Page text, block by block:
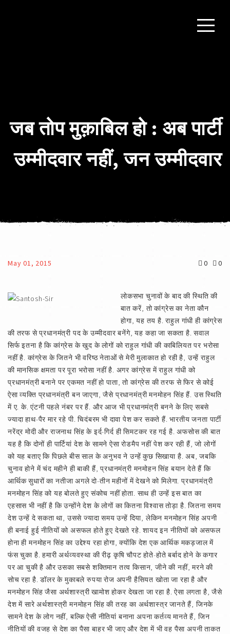
जब तोप मुक़ाबिल हो : अब पार्टी
उम्मीदवार नहीं, जन उम्मीदवार
May 01, 2015 0 0
लोकसभा चुनावों के बाद की स्थिति की
बात करें, तो कांग्रेस का नेता कौन
होगा, यह तय है. राहुल गांधी ही कांग्रेस
की तरफ से प्रधानमंत्री पद के उम्मीदवार बनेंगे, यह कहा जा सकता है. सवाल
सिर्फ इतना है कि कांग्रेस के खुद के लोगों को राहुल गांधी की काबिलियत पर भरोसा
नहीं है. कांग्रेस के जितने भी वरिष्ठ नेताओं से मेरी मुलाकात हो रही है, उन्हें राहुल
की मानसिक क्षमता पर पूरा भरोसा नहीं है. अगर कांग्रेस में राहुल गांधी को
प्रधानमंत्री बनाने पर एकमत नहीं हो पाता, तो कांग्रेस की तरफ से फिर से कोई
ऐसा व्यक्ति प्रधानमंत्री बन जाएगा, जैसे प्रधानमंत्री मनमोहन सिंह हैं. उस स्थिति
में ए. के. एंटनी पहले नंबर पर हैं. और आज भी प्रधानमंत्री बनने के लिए सबसे
ज्यादा हाथ-पैर मार रहे पी. चिदंबरम भी दावा पेश कर सकते हैं. भारतीय जनता पार्टी
नरेंद्र मोदी और राजनाथ सिंह के इर्द-गिर्द ही सिमटकर रह गई है. अफसोस की बात
यह है कि दोनों ही पार्टियां देश के सामने ऐसा रोडमैप नहीं पेश कर रही हैं, जो लोगों
को यह बताए कि पिछले बीस साल के अनुभव ने उन्हें कुछ सिखाया है. अब, जबकि
चुनाव होने में चंद महीने ही बाकी हैं, प्रधानमंत्री मनमोहन सिंह बयान देते हैं कि
आर्थिक सुधारों का नतीजा अगले दो-तीन महीनों में देखने को मिलेगा. प्रधानमंत्री
मनमोहन सिंह को यह बोलते हुए संकोच नहीं होता. साथ ही उन्हें इस बात का
एहसास भी नहीं है कि उन्होंने देश के लोगों का कितना विश्‍वास तोड़ा है. जितना समय
देश उन्हें दे सकता था, उससे ज्यादा समय उन्हें दिया, लेकिन मनमोहन सिंह अपनी
ही बनाई हुई नीतियों को असफल होते हुए देखते रहे. शायद इन नीतियों को असफल
होना ही मनमोहन सिंह का उद्देश्य रहा होगा, क्योंकि देश एक आर्थिक मकड़जाल में
फंस चुका है. हमारी अर्थव्यवस्था की रीढ़ कृषि चौपट होते-होते बर्बाद होने के कगार
पर आ चुकी है और उसका सबसे शक्तिमान तत्व किसान, जीने की नहीं, मरने की
सोच रहा है. डॉलर के मुकाबले रुपया रोज अपनी हैसियत खोता जा रहा है और
मनमोहन सिंह जैसा अर्थशास्त्री खामोश होकर देखता जा रहा है. ऐसा लगता है, जैसे
देश में सारे अर्थशास्त्री मनमोहन सिंह की तरह का अर्थशास्त्र जानते हैं, जिनके
सामने देश के लोग नहीं, बल्कि ऐसी नीतियां बनाना अपना कर्तव्य मानते हैं, जिन
नीतियों की वजह से देश का पैसा बाहर भी जाए और देश में भी वह पैसा अपनी ताकत